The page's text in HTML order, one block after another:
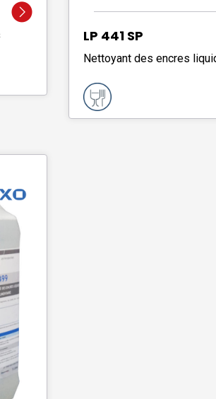
LP 441 SP
Nettoyant des encres